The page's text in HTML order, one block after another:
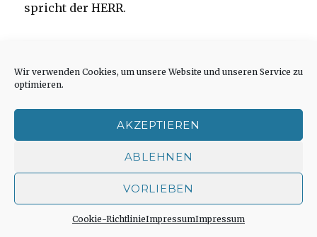
Wir verwenden Cookies, um unsere Website und unseren Service zu
optimieren.
AKZEPTIEREN
ABLEHNEN
VORLIEBEN
Cookie-RichtlinieImpressumImpressum
spricht der HERR.
der HERR, und wie ein Hammer, der Felsen
zerschmeißt?